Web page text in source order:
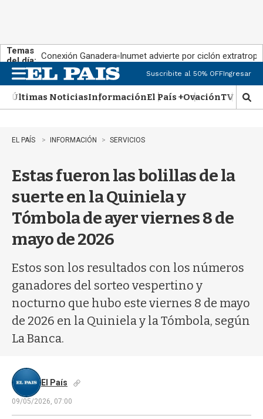
Temas
del día: Conexión Ganadera Inumet advierte por ciclón
n
u
Suscribite al 50% OFFIngresar
Últimas NoticiasInformaciónEl País +OvaciónTV Show
M
o
EL PAÍS INFORMACIÓN SERVICIOS
Estas fueron las bolillas de la
suerte en la Quiniela y
Tómbola de ayer viernes 8 de
mayo de 2026
Estos son los resultados con los números
ganadores del sorteo vespertino y
nocturno que hubo este viernes 8 de mayo
de 2026 en la Quiniela y la Tómbola, según
La Banca.
El País
09/05/2026, 07:00